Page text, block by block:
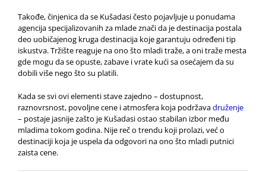
Takođe, činjenica da se Kušadasi često pojavljuje u ponudama
agencija specijalizovanih za mlade znači da je destinacija postala
deo uobičajenog kruga destinacija koje garantuju određeni tip
iskustva. Tržište reaguje na ono što mladi traže, a oni traže mesta
gde mogu da se opuste, zabave i vrate kući sa osećajem da su
dobili više nego što su platili.
Kada se svi ovi elementi stave zajedno – dostupnost,
raznovrsnost, povoljne cene i atmosfera koja podržavadruženje
– postaje jasnije zašto je Kušadasi ostao stabilan izbor među
mladima tokom godina. Nije reč o trendu koji prolazi, već o
destinaciji koja je uspela da odgovori na ono što mladi putnici
zaista cene.